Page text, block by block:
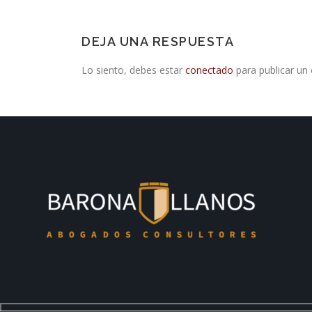
DEJA UNA RESPUESTA
Lo siento, debes estar conectado para publicar